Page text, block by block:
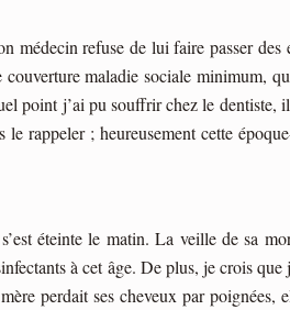
médecin refuse de lui faire passer des
maladie sociale minimum,
point j’ai pu souffrir chez le dentiste,
rappeler ; heureusement cette
éteinte le matin. La veille de sa
à cet âge. De plus, je crois
perdait ses cheveux par